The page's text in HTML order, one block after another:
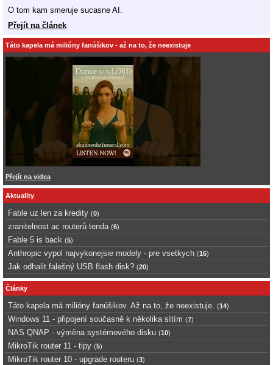
O tom kam smeruje sucasne AI.
Přejít na článek
Táto kapela má milióny fanúšikov - až na to, že neexistuje
Přejít na videa
Aktuality
Fable uz len za kredity (0)
zranitelnost ac routerů tenda (6)
Fable 5 is back (5)
Anthropic vypol najvykonejsie modely - pre vsetkych (16)
Jak odhalit falešný USB flash disk? (20)
Články
Táto kapela má milióny fanúšikov. Až na to, že neexistuje. (14)
Windows 11 - připojení současně k několika sítím (7)
NAS QNAP - výměna systémového disku (10)
MikroTik router 11 - tipy (5)
MikroTik router 10 - upgrade routeru (3)